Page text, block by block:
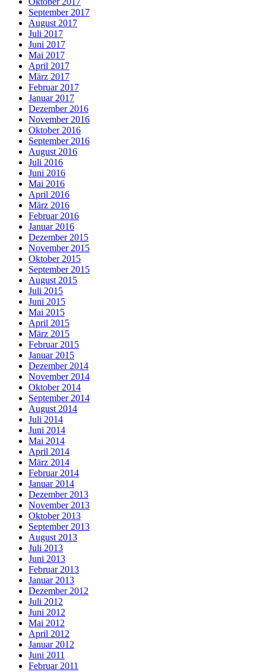
September 2017
August 2017
Juli 2017
Juni 2017
Mai 2017
April 2017
März 2017
Februar 2017
Januar 2017
Dezember 2016
November 2016
Oktober 2016
September 2016
August 2016
Juli 2016
Juni 2016
Mai 2016
April 2016
März 2016
Februar 2016
Januar 2016
Dezember 2015
November 2015
Oktober 2015
September 2015
August 2015
Juli 2015
Juni 2015
Mai 2015
April 2015
März 2015
Februar 2015
Januar 2015
Dezember 2014
November 2014
Oktober 2014
September 2014
August 2014
Juli 2014
Juni 2014
Mai 2014
April 2014
März 2014
Februar 2014
Januar 2014
Dezember 2013
November 2013
Oktober 2013
September 2013
August 2013
Juli 2013
Juni 2013
Februar 2013
Januar 2013
Dezember 2012
Juli 2012
Juni 2012
Mai 2012
April 2012
Januar 2012
Juni 2011
Februar 2011